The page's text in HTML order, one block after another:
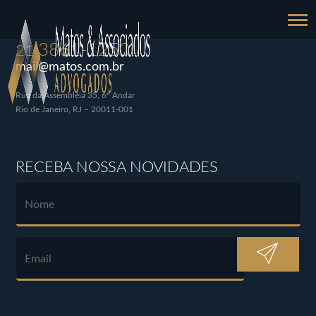
213861-1250
mail@matos.com.br
Rua da Assembléia 35, 6º Andar
Rio de Janeiro, RJ – 20011-001
RECEBA NOSSA NOVIDADES